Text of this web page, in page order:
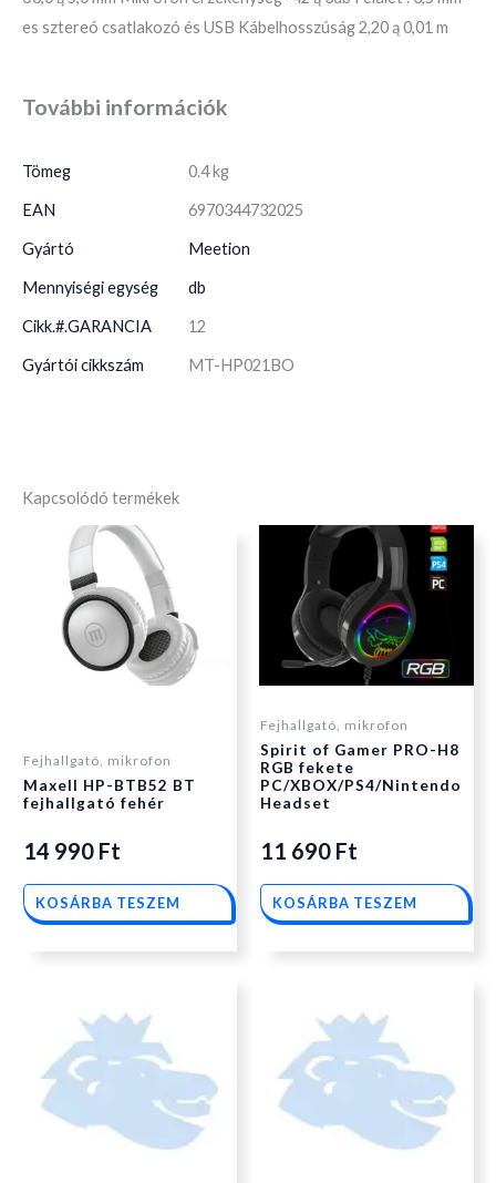
es sztereó csatlakozó és USB Kábelhosszúság 2,20 ą 0,01 m
További információk
Tömeg 0.4 kg
EAN 6970344732025
Gyártó Meetion
Mennyiségi egység db
Cikk.#.GARANCIA 12
Gyártói cikkszám MT-HP021BO
Kapcsolódó termékek
Fejhallgató, mikrofon
Maxell HP-BTB52 BT
fejhallgató fehér
14 990 Ft
KOSÁRBA TESZEM
Fejhallgató, mikrofon
Spirit of Gamer PRO-H8
RGB fekete
PC/XBOX/PS4/Nintendo
Headset
11 690 Ft
KOSÁRBA TESZEM